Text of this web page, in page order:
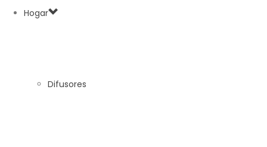
Hogar
Difusores